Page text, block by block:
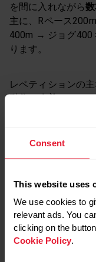
Consent
This website uses
We use cookies to
relevant ads. You
clicking on the
Cookie Policy.
を間に入れながら
主に、Rペース
400m → ジョグ400
ります。
レペティションの主
動作の改善により